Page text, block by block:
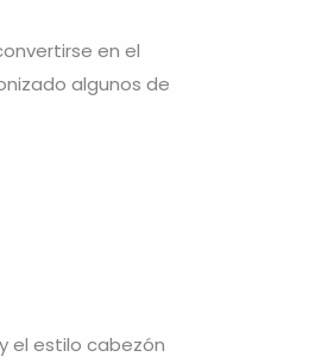
en el
algunos de
el estilo cabezón